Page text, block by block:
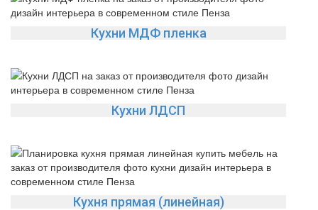
Кухни МДФ пленка
Кухни ЛДСП
Кухня прямая (линейная)